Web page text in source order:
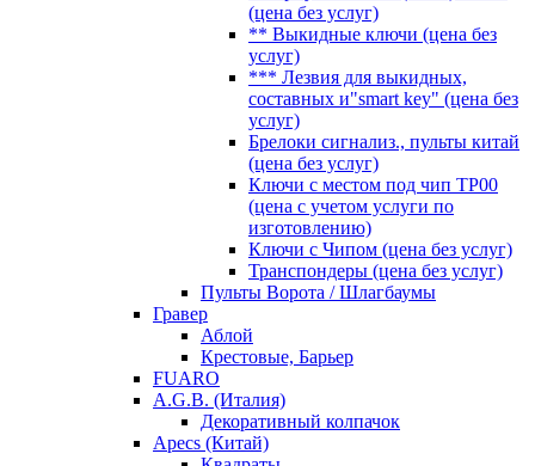
(цена без услуг)
** Выкидные ключи (цена без
услуг)
*** Лезвия для выкидных,
составных и"smart key" (цена без
услуг)
Брелоки сигнализ., пульты китай
(цена без услуг)
Ключи с местом под чип TP00
(цена с учетом услуги по
изготовлению)
Ключи с Чипом (цена без услуг)
Транспондеры (цена без услуг)
Пульты Ворота / Шлагбаумы
Гравер
Аблой
Крестовые, Барьер
FUARO
A.G.B. (Италия)
Декоративный колпачок
Apecs (Китай)